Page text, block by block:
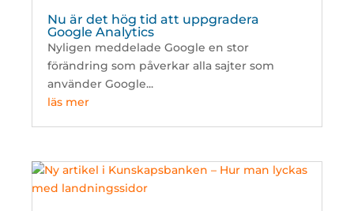
Nu är det hög tid att uppgradera
Google Analytics
Nyligen meddelade Google en stor
förändring som påverkar alla sajter som
använder Google...
läs mer